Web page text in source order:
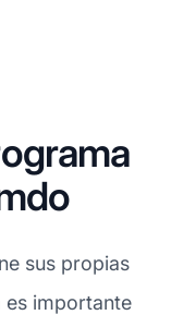
sus propias
es importante